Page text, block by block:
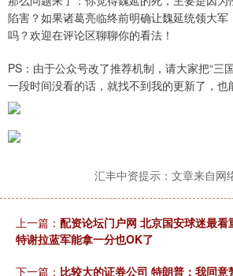
陷害？如果诸葛亮临终前明确让魏延统领大
吗？欢迎在评论区聊聊你的看法！
PS：由于公众号改了推荐机制，请大家把“三
一段时间没看的话，就找不到我的更新了，也
汇丰中资提示：文章来自网
上一篇： 配资论坛门户网 北京国安球迷最
特谢拉蓝军能拿一分也OK了
下一篇： 比较大的证券公司 特朗普：我同